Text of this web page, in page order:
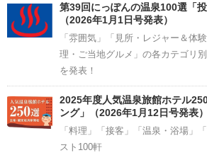
第39回にっぽんの温泉100選「
（2026年1月1日号発表）
「雰囲気」「見所・レジャー＆体
理・ご当地グルメ」の各カテゴリ
を発表！
2025年度人気温泉旅館ホテル
ング」（2026年1月12日号発表）
「料理」「接客」「温泉・浴場」
スト100軒